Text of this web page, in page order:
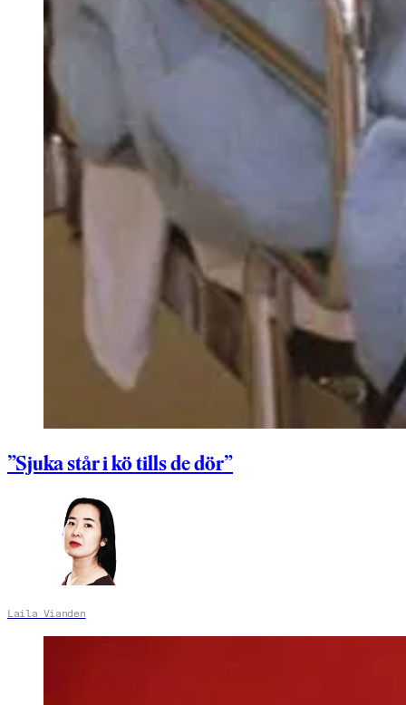
”Sjuka står i kö tills de dör”
Laila Vianden